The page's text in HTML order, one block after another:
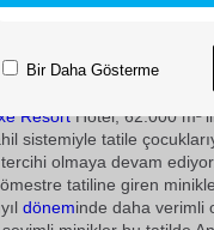
EŞSİZ Lara
ResortHotel, 62.000
sistemiyle tatile
olmaya devam ediyor.
tatiline giren
döneminde daha verimli
Bir Daha Gösterme